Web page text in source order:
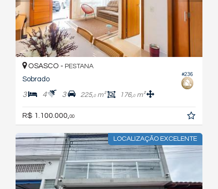
#236
OSASCO - PESTANA
Sobrado
3 4 3 225,0m² 176,0m²
R$ 1.100.000, 00
LOCALIZAÇÃO EXCELENTE